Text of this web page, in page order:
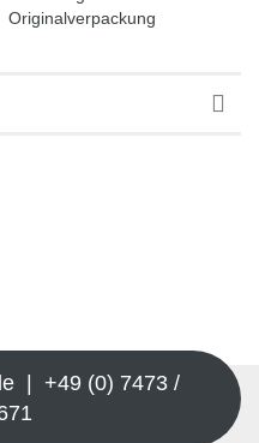
Originalverpackung
| +49 (0) 7473 /